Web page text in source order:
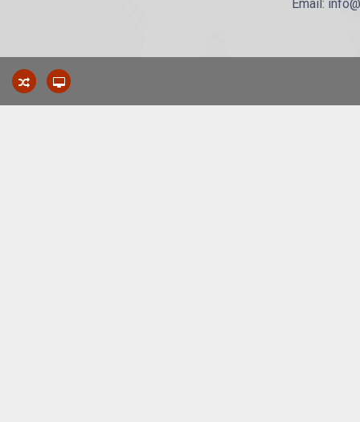
Email: